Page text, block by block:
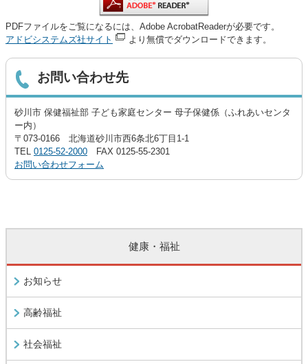
PDFファイルをご覧になるには、Adobe AcrobatReaderが必要です。
アドビシステムズ社サイト
より無償でダウンロードできます。
お問い合わせ先
砂川市 保健福祉部 子ども家庭センター 母子保健係（ふれあいセンタ
ー内）
〒073-0166 北海道砂川市西6条北6丁目1-1
TEL 0125-52-2000 FAX 0125-55-2301
お問い合わせフォーム
健康・福祉
お知らせ
高齢福祉
社会福祉